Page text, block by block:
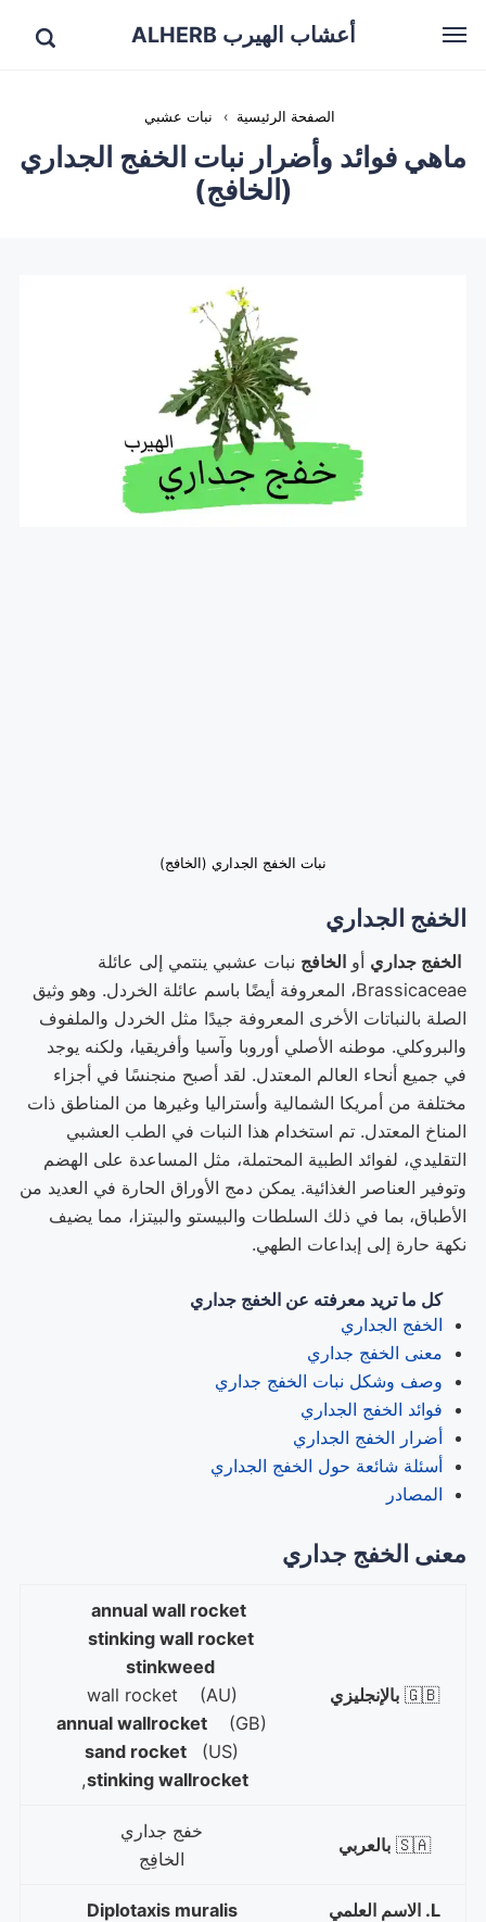
أعشاب الهيرب ALHERB
الصفحة الرئيسية › نبات عشبي
ماهي فوائد وأضرار نبات الخفج الجداري
(الخافج)
نبات الخفج الجداري (الخافج)
الخفج الجداري
الخفج جداري أو الخافج نبات عشبي ينتمي إلى عائلة
Brassicaceae، المعروفة أيضًا باسم عائلة الخردل. وهو وثيق
الصلة بالنباتات الأخرى المعروفة جيدًا مثل الخردل والملفوف
والبروكلي. موطنه الأصلي أوروبا وآسيا وأفريقيا، ولكنه يوجد
في جميع أنحاء العالم المعتدل. لقد أصبح منجنسًا في أجزاء
مختلفة من أمريكا الشمالية وأستراليا وغيرها من المناطق ذات
المناخ المعتدل. تم استخدام هذا النبات في الطب العشبي
التقليدي، لفوائد الطبية المحتملة، مثل المساعدة على الهضم
وتوفير العناصر الغذائية. يمكن دمج الأوراق الحارة في العديد من
الأطباق، بما في ذلك السلطات والبيستو والبيتزا، مما يضيف
نكهة حارة إلى إبداعات الطهي.
كل ما تريد معرفته عن الخفج جداري
الخفج الجداري
معنى الخفج جداري
وصف وشكل نبات الخفج جداري
فوائد الخفج الجداري
أضرار الخفج الجداري
أسئلة شائعة حول الخفج الجداري
المصادر
معنى الخفج جداري
🇬🇧 بالإنجليزي
annual wall rocket
stinking wall rocket
stinkweed
wall rocket (AU)
annual wallrocket (GB)
sand rocket
(US)
stinking wallrocket
,
🇸🇦 بالعربي
خفج جداري
الخافِج
L. الاسم العلمي Diplotaxis muralis